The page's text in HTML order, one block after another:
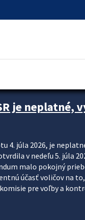
je neplatné,
4. júla 2026, je
v nedeľu 5. júla
malo pokojný
účasť voličov na
pre voľby a